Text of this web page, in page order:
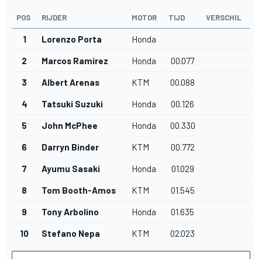
POS RIJDER MOTOR TIJD VERSCHIL
1 Lorenzo Porta Honda
2 Marcos Ramírez Honda 00.077
3 Albert Arenas KTM 00.088
4 Tatsuki Suzuki Honda 00.126
5 John McPhee Honda 00.330
6 Darryn Binder KTM 00.772
7 Ayumu Sasaki Honda 01.029
8 Tom Booth-Amos KTM 01.545
9 Tony Arbolino Honda 01.635
10 Stefano Nepa KTM 02.023